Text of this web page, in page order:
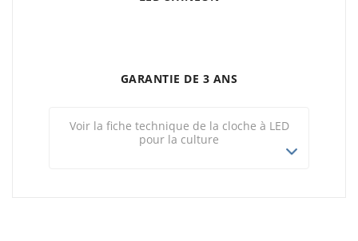
GARANTIE DE 3 ANS
Voir la fiche technique de la cloche à LED
pour la culture